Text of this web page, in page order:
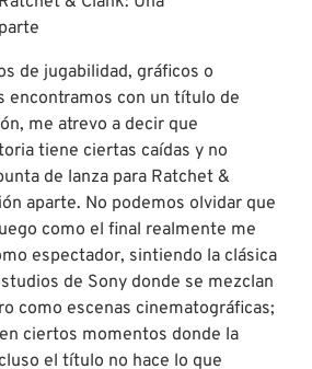
de jugabilidad, gráficos o
encontramos con un título de
me atrevo a decir que
tiene ciertas caídas y no
de lanza para Ratchet &
aparte. No podemos olvidar que
como el final realmente me
espectador, sintiendo la clásica
de Sony donde se mezclan
como escenas cinematográficas;
ciertos momentos donde la
el título no hace lo que